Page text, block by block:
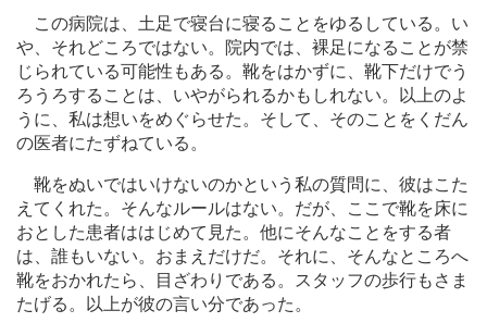
この病院は、土足で寝台に寝ることをゆるしている。い
や、それどころではない。院内では、裸足になることが禁
じられている可能性もある。靴をはかずに、靴下だけでう
ろうろすることは、いやがられるかもしれない。以上のよ
うに、私は想いをめぐらせた。そして、そのことをくだん
の医者にたずねている。
靴をぬいではいけないのかという私の質問に、彼はこた
えてくれた。そんなルールはない。だが、ここで靴を床に
おとした患者ははじめて見た。他にそんなことをする者
は、誰もいない。おまえだけだ。それに、そんなところへ
靴をおかれたら、目ざわりである。スタッフの歩行もさま
たげる。以上が彼の言い分であった。